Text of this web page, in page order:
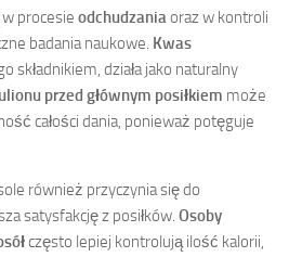
procesie odchudzaniaoraz w kontroli
badania naukowe. Kwas
składnikiem, działa jako naturalny
przed głównym posiłkiem może
całości dania, ponieważ potęguje
również przyczynia się do
satysfakcję z posiłków. Osoby
często lepiej kontrolują ilość kalorii,